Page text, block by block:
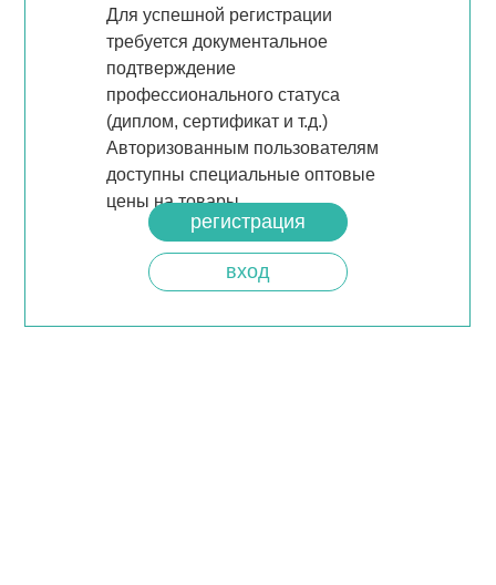
Для успешной регистрации
требуется документальное
подтверждение
профессионального статуса
(диплом, сертификат и т.д.)
Авторизованным пользователям
доступны специальные оптовые
цены на товары.
регистрация
вход